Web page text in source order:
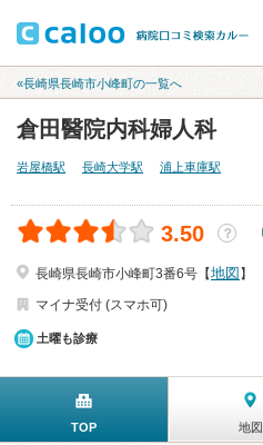
«長崎県長崎市小峰町の一覧へ
倉田醫院内科婦人科
岩屋橋駅 長崎大学駅 浦上車庫駅
3.50 ？
長崎県長崎市小峰町3番6号【地図 】
マイナ受付 (スマホ可)
土曜も診療
TOP 地図